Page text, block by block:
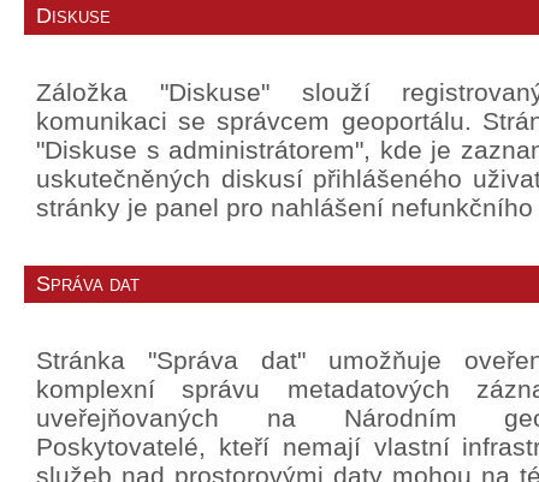
Diskuse
Záložka "Diskuse" slouží
komunikaci se správcem geoportálu.
"Diskuse s administrátorem", kde je
uskutečněných diskusí přihlášeného
stránky je panel pro nahlášení
Správa dat
Stránka "Správa dat" umožňuje
komplexní správu metadatových
uveřejňovaných na Národním
Poskytovatelé, kteří nemají vlastní
služeb nad prostorovými daty mohou na